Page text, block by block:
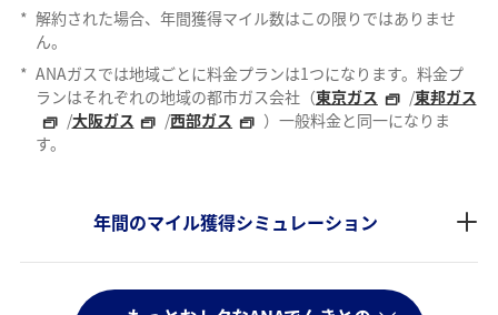
* 解約された場合、年間獲得マイル数はこの限りではありませ
ん。
* ANAガスでは地域ごとに料金プランは1つになります。料金プ
ランはそれぞれの地域の都市ガス会社（東京ガス /東邦ガス
/大阪ガス /西部ガス
）一般料金と同一になりま
す。
年間のマイル獲得シミュレーション